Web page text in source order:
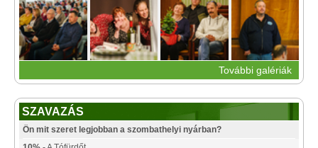
További galériák
SZAVAZÁS
Ön mit szeret legjobban a szombathelyi nyárban?